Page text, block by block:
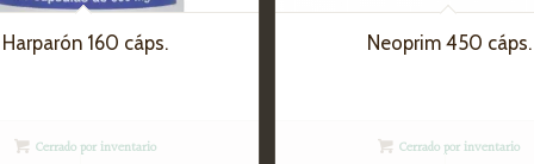
Harparón 160 cáps.
Cerrado por inventario
Neoprim 450 cáps.
Cerrado por inventario